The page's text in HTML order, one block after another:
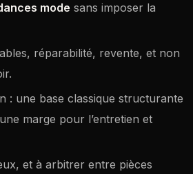
mode sans imposer la
réparabilité, revente, et non
: une base classique structurante
marge pour l’entretien et
et à arbitrer entre pièces